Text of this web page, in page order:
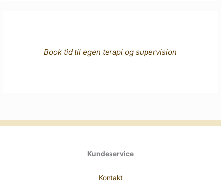
Book tid til egen terapi og supervision
Kundeservice
Kontakt